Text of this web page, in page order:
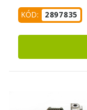
KÓD: 2897835